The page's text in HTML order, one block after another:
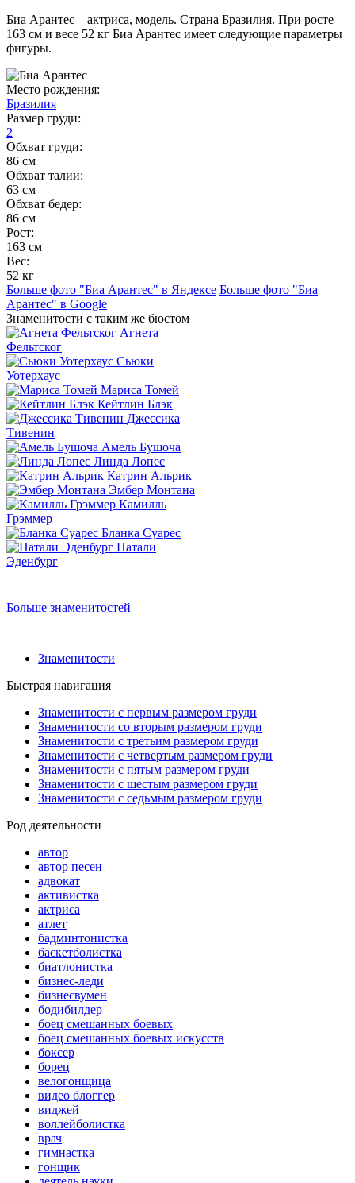
Биа Арантес – актриса, модель. Страна Бразилия. При росте
163 см и весе 52 кг Биа Арантес имеет следующие параметры
фигуры.
Место рождения:
Бразилия
Размер груди:
2
Обхват груди:
86 см
Обхват талии:
63 см
Обхват бедер:
86 см
Рост:
163 см
Вес:
52 кг
Больше фото "Биа Арантес" в Яндексе Больше фото "Биа
Арантес" в Google
Знаменитости с таким же бюстом
Агнета
Фельтског
Сьюки
Уотерхаус
Мариса Томей
Кейтлин Блэк
Джессика
Тивенин
Амель Бушоча
Линда Лопес
Катрин Альрик
Эмбер Монтана
Камилль
Грэммер
Бланка Суарес
Натали
Эденбург
Больше знаменитостей
Знаменитости
Быстрая навигация
Знаменитости с первым размером груди
Знаменитости со вторым размером груди
Знаменитости с третьим размером груди
Знаменитости с четвертым размером груди
Знаменитости с пятым размером груди
Знаменитости с шестым размером груди
Знаменитости с седьмым размером груди
Род деятельности
автор
автор песен
адвокат
активистка
актриса
атлет
бадминтонистка
баскетболистка
биатлонистка
бизнес-леди
бизнесвумен
бодибилдер
боец смешанных боевых
боец смешанных боевых искусств
боксер
борец
велогонщица
видео блоггер
виджей
воллейболистка
врач
гимнастка
гонщик